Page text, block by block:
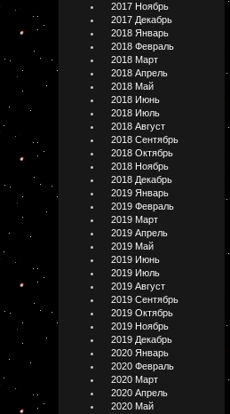
2017 Ноябрь
2017 Декабрь
2018 Январь
2018 Февраль
2018 Март
2018 Апрель
2018 Май
2018 Июнь
2018 Июль
2018 Август
2018 Сентябрь
2018 Октябрь
2018 Ноябрь
2018 Декабрь
2019 Январь
2019 Февраль
2019 Март
2019 Апрель
2019 Май
2019 Июнь
2019 Июль
2019 Август
2019 Сентябрь
2019 Октябрь
2019 Ноябрь
2019 Декабрь
2020 Январь
2020 Февраль
2020 Март
2020 Апрель
2020 Май